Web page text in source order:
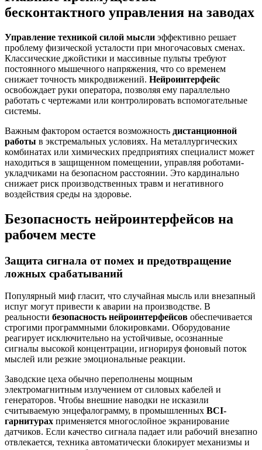
бесконтактного управления на заводах
Управление техникой силой мысли эффективно решает
проблему физической усталости при многочасовых сменах.
Классические джойстики и массивные пульты требуют
постоянного мышечного напряжения, что со временем
снижает точность микродвижений. Нейроинтерфейс
освобождает руки оператора, позволяя ему параллельно
работать с чертежами или контролировать вспомогательные
системы.
Важным фактором остается возможность дистанционной
работы в экстремальных условиях. На металлургических
комбинатах или химических предприятиях специалист может
находиться в защищенном помещении, управляя роботами-
укладчиками на безопасном расстоянии. Это кардинально
снижает риск производственных травм и негативного
воздействия среды на здоровье.
Безопасность нейроинтерфейсов на
рабочем месте
Защита сигнала от помех и предотвращение
ложных срабатываний
Популярный миф гласит, что случайная мысль или внезапный
испуг могут привести к аварии на производстве. В
реальности безопасность нейроинтерфейсов обеспечивается
строгими программными блокировками. Оборудование
реагирует исключительно на устойчивые, осознанные
сигналы высокой концентрации, игнорируя фоновый поток
мыслей или резкие эмоциональные реакции.
Заводские цеха обычно переполнены мощным
электромагнитным излучением от силовых кабелей и
генераторов. Чтобы внешние наводки не исказили
считываемую энцефалограмму, в промышленных BCI-
гарнитурах применяется многослойное экранирование
датчиков. Если качество сигнала падает или рабочий внезапно
отвлекается, техника автоматически блокирует механизмы и